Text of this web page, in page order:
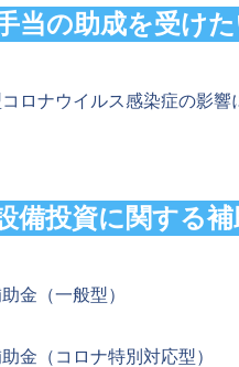
当の助成を受け
ロナウイルス感染症の影響
備投資に関する
金（一般型）
金（コロナ特別対応型）